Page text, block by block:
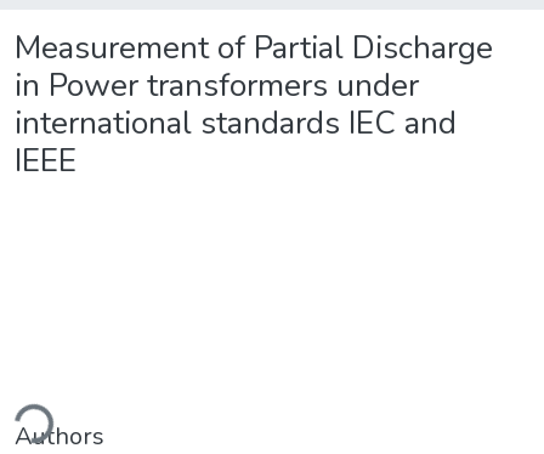
Measurement of Partial Discharge
in Power transformers under
international standards IEC and
IEEE
Authors